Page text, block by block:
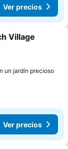
Ver precios
Village
un jardín precioso
Ver precios